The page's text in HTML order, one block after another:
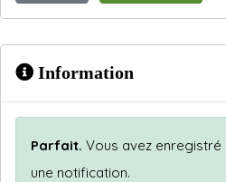
Information
Parfait. Vous avez enregistré
une notification.